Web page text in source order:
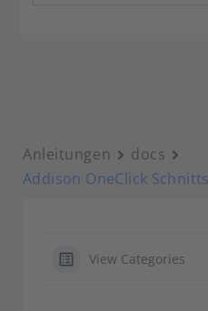
Anleitungen
docs
Addison OneClick
View Categories